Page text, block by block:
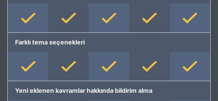
Farklı tema seçenekleri
Yeni eklenen kavramlar hakkında bildirim alma